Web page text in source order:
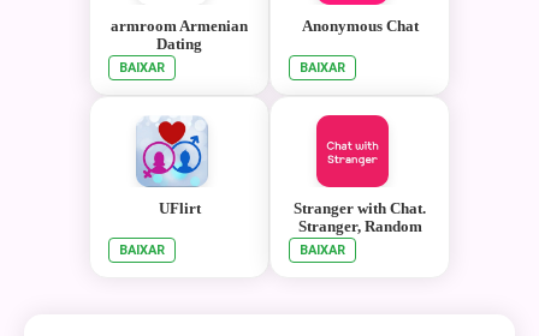
armroom Armenian
Dating
BAIXAR
Anonymous Chat
BAIXAR
UFlirt
BAIXAR
Stranger with Chat.
Stranger, Random
Chat
BAIXAR